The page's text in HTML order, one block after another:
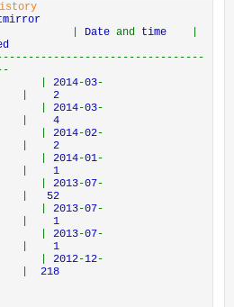
Date and time
| 2014-03-
2
| 2014-03-
4
| 2014-02-
2
| 2014-01-
1
| 2013-07-
52
| 2013-07-
1
| 2013-07-
1
| 2012-12-
218